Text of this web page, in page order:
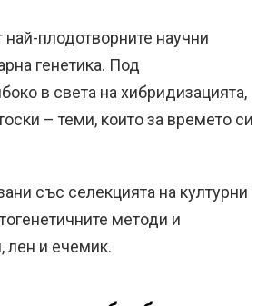
плодотворните научни
генетика. Под
в света на хибридизацията,
– теми, които за времето си
със селекцията на културни
методи и
лен и ечемик.